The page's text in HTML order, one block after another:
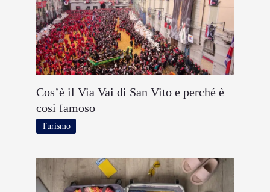
Cos’è il Via Vai di San Vito e perché è
cosi famoso
Turismo